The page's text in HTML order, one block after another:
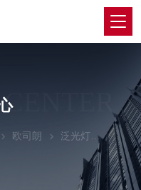
CENTER
欧司朗 泛光灯 欧司